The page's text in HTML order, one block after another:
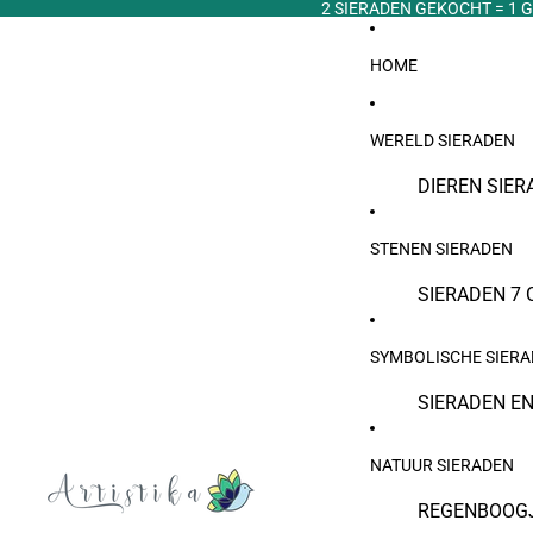
2 SIERADEN GEKOCHT = 1
HOME
WERELD SIERADEN
DIEREN
SIERADEN
JOODSE
STENEN SIERADEN
SIERADEN 7
MAANSTEEN
SYMBOLISCHE
SIERADEN
NATUUR SIERADEN